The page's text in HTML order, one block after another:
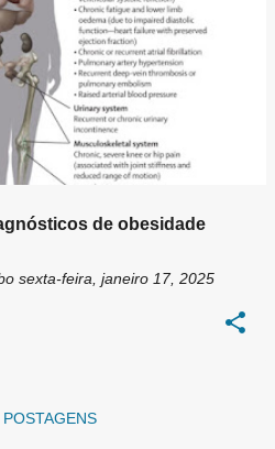
de obesidade
sexta-feira, janeiro 17, 2025